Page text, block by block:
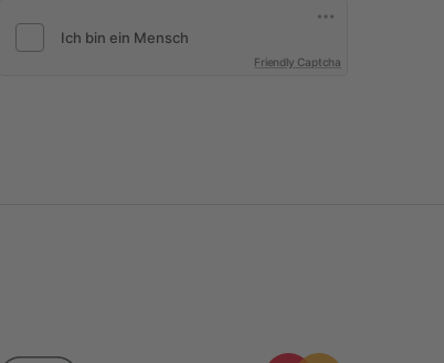
Friendly Captcha